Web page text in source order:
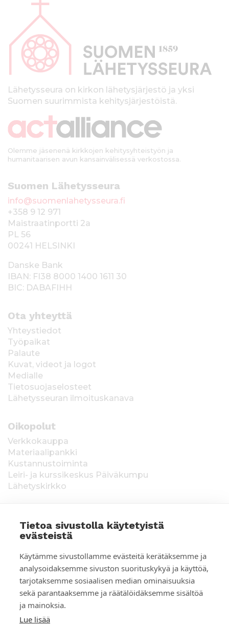
Tietoa sivustolla käytetyistä
evästeistä
Käytämme sivustollamme evästeitä kerätäksemme ja
analysoidaksemme sivuston suorituskykyä ja käyttöä,
tarjotaksemme sosiaalisen median ominaisuuksia
sekä parantaaksemme ja räätälöidäksemme sisältöä
ja mainoksia.
Lue lisää
p
kLähetysseura on kirkon lähetysjärjestö ja yksi
Suomen suurimmista kehitysjärjestöistä.
Olemme jäsenenä kirkkojen kehitysyhteistyön ja
humanitaarisen avun kansainvälisessä verkostossa.
Suomen Lähetysseura
info@suomenlahetysseura.fi
+358 9 12 971
Maistraatinportti 2a
PL 56
00241 HELSINKI
Danske Bank
IBAN: FI38 8000 1400 1611 30
BIC: DABAFIHH
Ota yhteyttä
Yhteystiedot
Työpaikat
Palaute
Kuvat, videot ja logot
Medialle
Tietosuojaselosteet
Lähetysseuran ilmoituskanava
Oikopolut
Verkkokauppa
Materiaalipankki
Kustannustoiminta
Leiri- ja kurssikeskus Päiväkumpu
Lähetyskirkko
voimassa toistaiseksi 1.1.2021 alkaen, myönnetty
1.12.2020, Poliisihallitus. Ahvenanmaa ÅLR
2025/5437, voimassa 1.1.–31.12.2026, myönnetty
28.8.2025 Ahvenanmaan maakuntahallitus. Kerätyt
varat käytetään Suomen Lähetysseuran
ulkomaantyöhön. Lahjoittajan tiedot tallennetaan